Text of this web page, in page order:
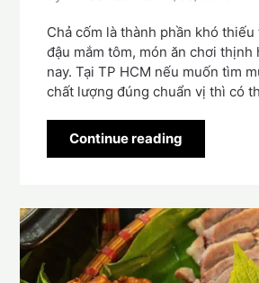
Chả cốm là thành phần khó
đậu mắm tôm, món ăn chơi thịnh
nay. Tại TP HCM nếu muốn tìm
chất lượng đúng chuẩn vị thì có
Continue reading